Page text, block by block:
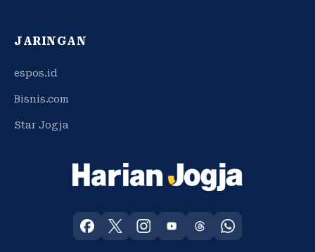
JARINGAN
espos.id
Bisnis.com
Star Jogja